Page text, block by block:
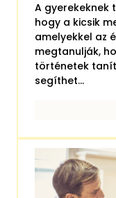
A gyerekeknek
hogy a kicsik
amelyekkel az
megtanulják,
történetek
segíthet...